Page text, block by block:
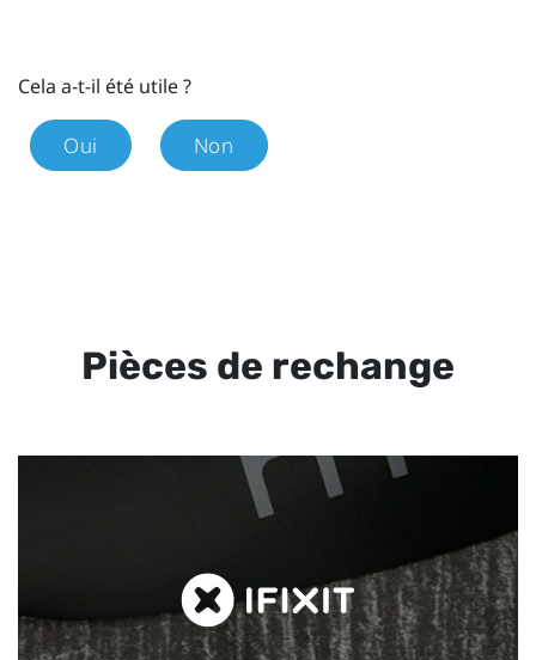
Cela a-t-il été utile ?
Oui Non
Pièces de rechange